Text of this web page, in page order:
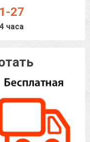
27
часа